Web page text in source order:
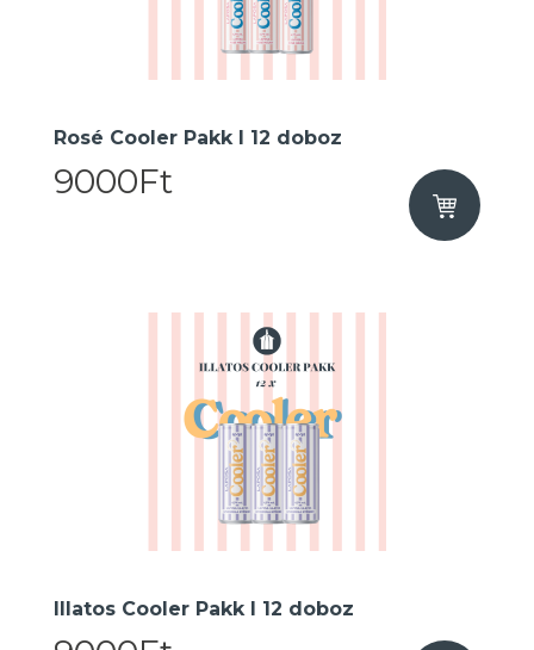
Rosé Cooler Pakk I 12 doboz
9000Ft
Illatos Cooler Pakk I 12 doboz